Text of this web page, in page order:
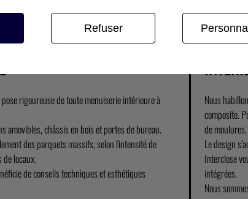
ET GARANTIE
rigoureuse de toute menuiserie intérieure à
amovibles, châssis en bois et portes de bureau.
des parquets massifs, selon l'intensité de
de locaux.
de conseils techniques et esthétiques
Nous
composite.
de moulures.
Le design
Interclose
intégrées.
Nous
Refuser